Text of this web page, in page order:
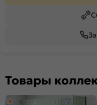
Товары